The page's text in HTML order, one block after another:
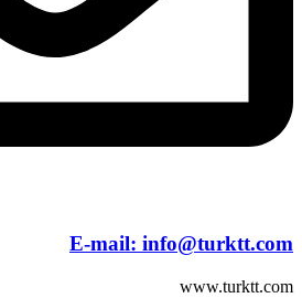
E-mail: info@turktt.com
www.turktt.com